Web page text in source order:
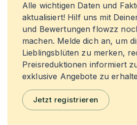
Alle wichtigen Daten und
aktualisiert! Hilf uns mit
und Bewertungen flowzz
machen. Melde dich an, um
Lieblingsblüten zu merken,
Preisreduktionen informiert
exklusive Angebote zu
Jetzt registrieren